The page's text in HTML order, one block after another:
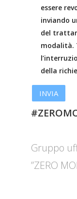
essere
inviando
del
modalità.
della
Gruppo
”ZERO